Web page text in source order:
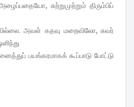
சுற்றுமுற்றும் திரும்பிப்
அவள் கதவு மறைவிலோ, சுவர்
பயங்கரமாகக் கூப்பாடு போட்டு